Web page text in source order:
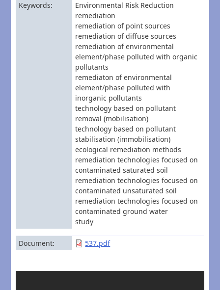
Keywords
Environmental Risk Reduction
remediation
remediation of point sources
remediation of diffuse sources
remediation of environmental
element/phase polluted with organic
pollutants
remediaton of environmental
element/phase polluted with
inorganic pollutants
technology based on pollutant
removal (mobilisation)
technology based on pollutant
stabilisation (immobilisation)
ecological remediation methods
remediation technologies focused on
contaminated saturated soil
remediation technologies focused on
contaminated unsaturated soil
remediation technologies focused on
contaminated ground water
study
Document 537.pdf